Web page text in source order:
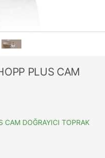
PLUS CAM
CAM DOĞRAYICI TOPRAK